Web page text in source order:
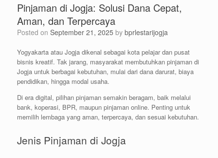
Pinjaman di Jogja: Solusi Dana Cepat,
Aman, dan Terpercaya
Posted on September 21, 2025 by bprlestarijogja
Yogyakarta atau Jogja dikenal sebagai kota pelajar dan pusat
bisnis kreatif. Tak jarang, masyarakat membutuhkan pinjaman di
Jogja untuk berbagai kebutuhan, mulai dari dana darurat, biaya
pendidikan, hingga modal usaha.
Di era digital, pilihan pinjaman semakin beragam, baik melalui
bank, koperasi, BPR, maupun pinjaman online. Penting untuk
memilih lembaga yang aman, terpercaya, dan sesuai kebutuhan.
Jenis Pinjaman di Jogja